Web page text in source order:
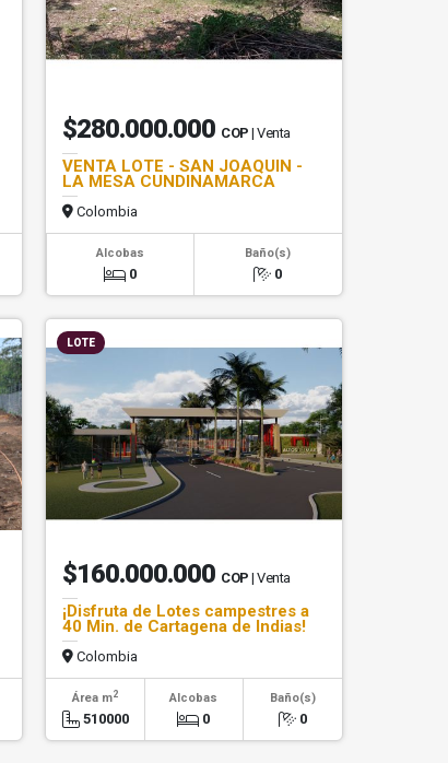
$280.000.000 COP | Venta
VENTA LOTE - SAN JOAQUIN -
LA MESA CUNDINAMARCA
Colombia
Alcobas
0
Baño(s)
0
LOTE
$160.000.000 COP | Venta
¡Disfruta de Lotes campestres a
40 Min. de Cartagena de Indias!
Colombia
Área m2
510000
Alcobas
0
Baño(s)
0